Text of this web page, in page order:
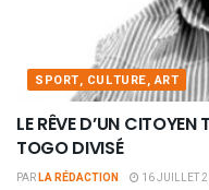
SPORT, CULTURE, ART
LE RÊVE D’UN
TOGO DIVISÉ
PARLA RÉDACTION 16 JUILLET